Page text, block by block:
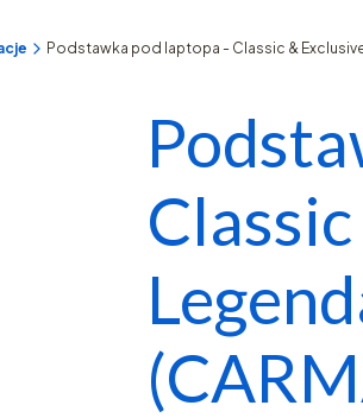
Podstawka pod laptopa - Classic &